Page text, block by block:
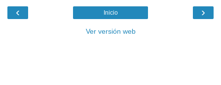
‹ ›
Inicio
Ver versión web